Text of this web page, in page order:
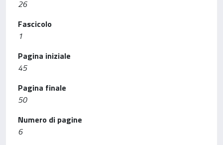
26
Fascicolo
1
Pagina iniziale
45
Pagina finale
50
Numero di pagine
6